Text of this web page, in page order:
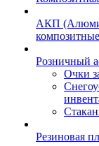
АКП
Розничный
Очки
Резиновая